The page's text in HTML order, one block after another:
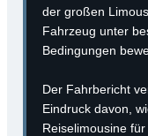
der großen
Fahrzeug unter
Bedingungen
Der Fahrbericht
Eindruck davon,
Reiselimousine